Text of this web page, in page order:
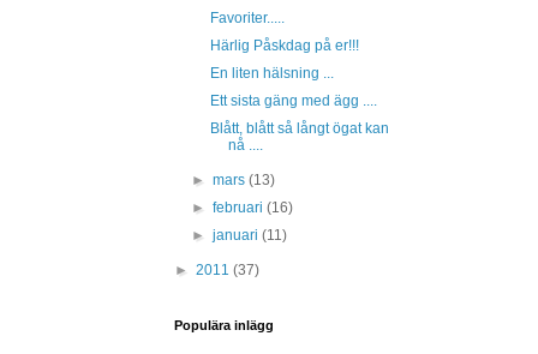
Favoriter.....
Härlig Påskdag på er!!!
En liten hälsning ...
Ett sista gäng med ägg ....
Blått, blått så långt ögat kan
nå ....
►mars(13)
►februari(16)
►januari(11)
► 2011 (37)
Populära inlägg